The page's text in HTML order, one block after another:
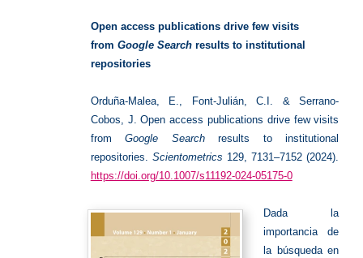
Open access publications drive few visits
from Google Searchresults to institutional
repositories
Orduña-Malea, E., Font-Julián, C.I. & Serrano-
Cobos, J. Open access publications drive few visits
fromGoogle Searchresults to institutional
repositories. Scientometrics 129, 7131–7152 (2024).
https://doi.org/10.1007/s11192-024-05175-0
Dada la
importancia de
la búsqueda en